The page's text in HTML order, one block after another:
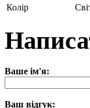
Колір
Ваше ім'я:
Ваш відгук: